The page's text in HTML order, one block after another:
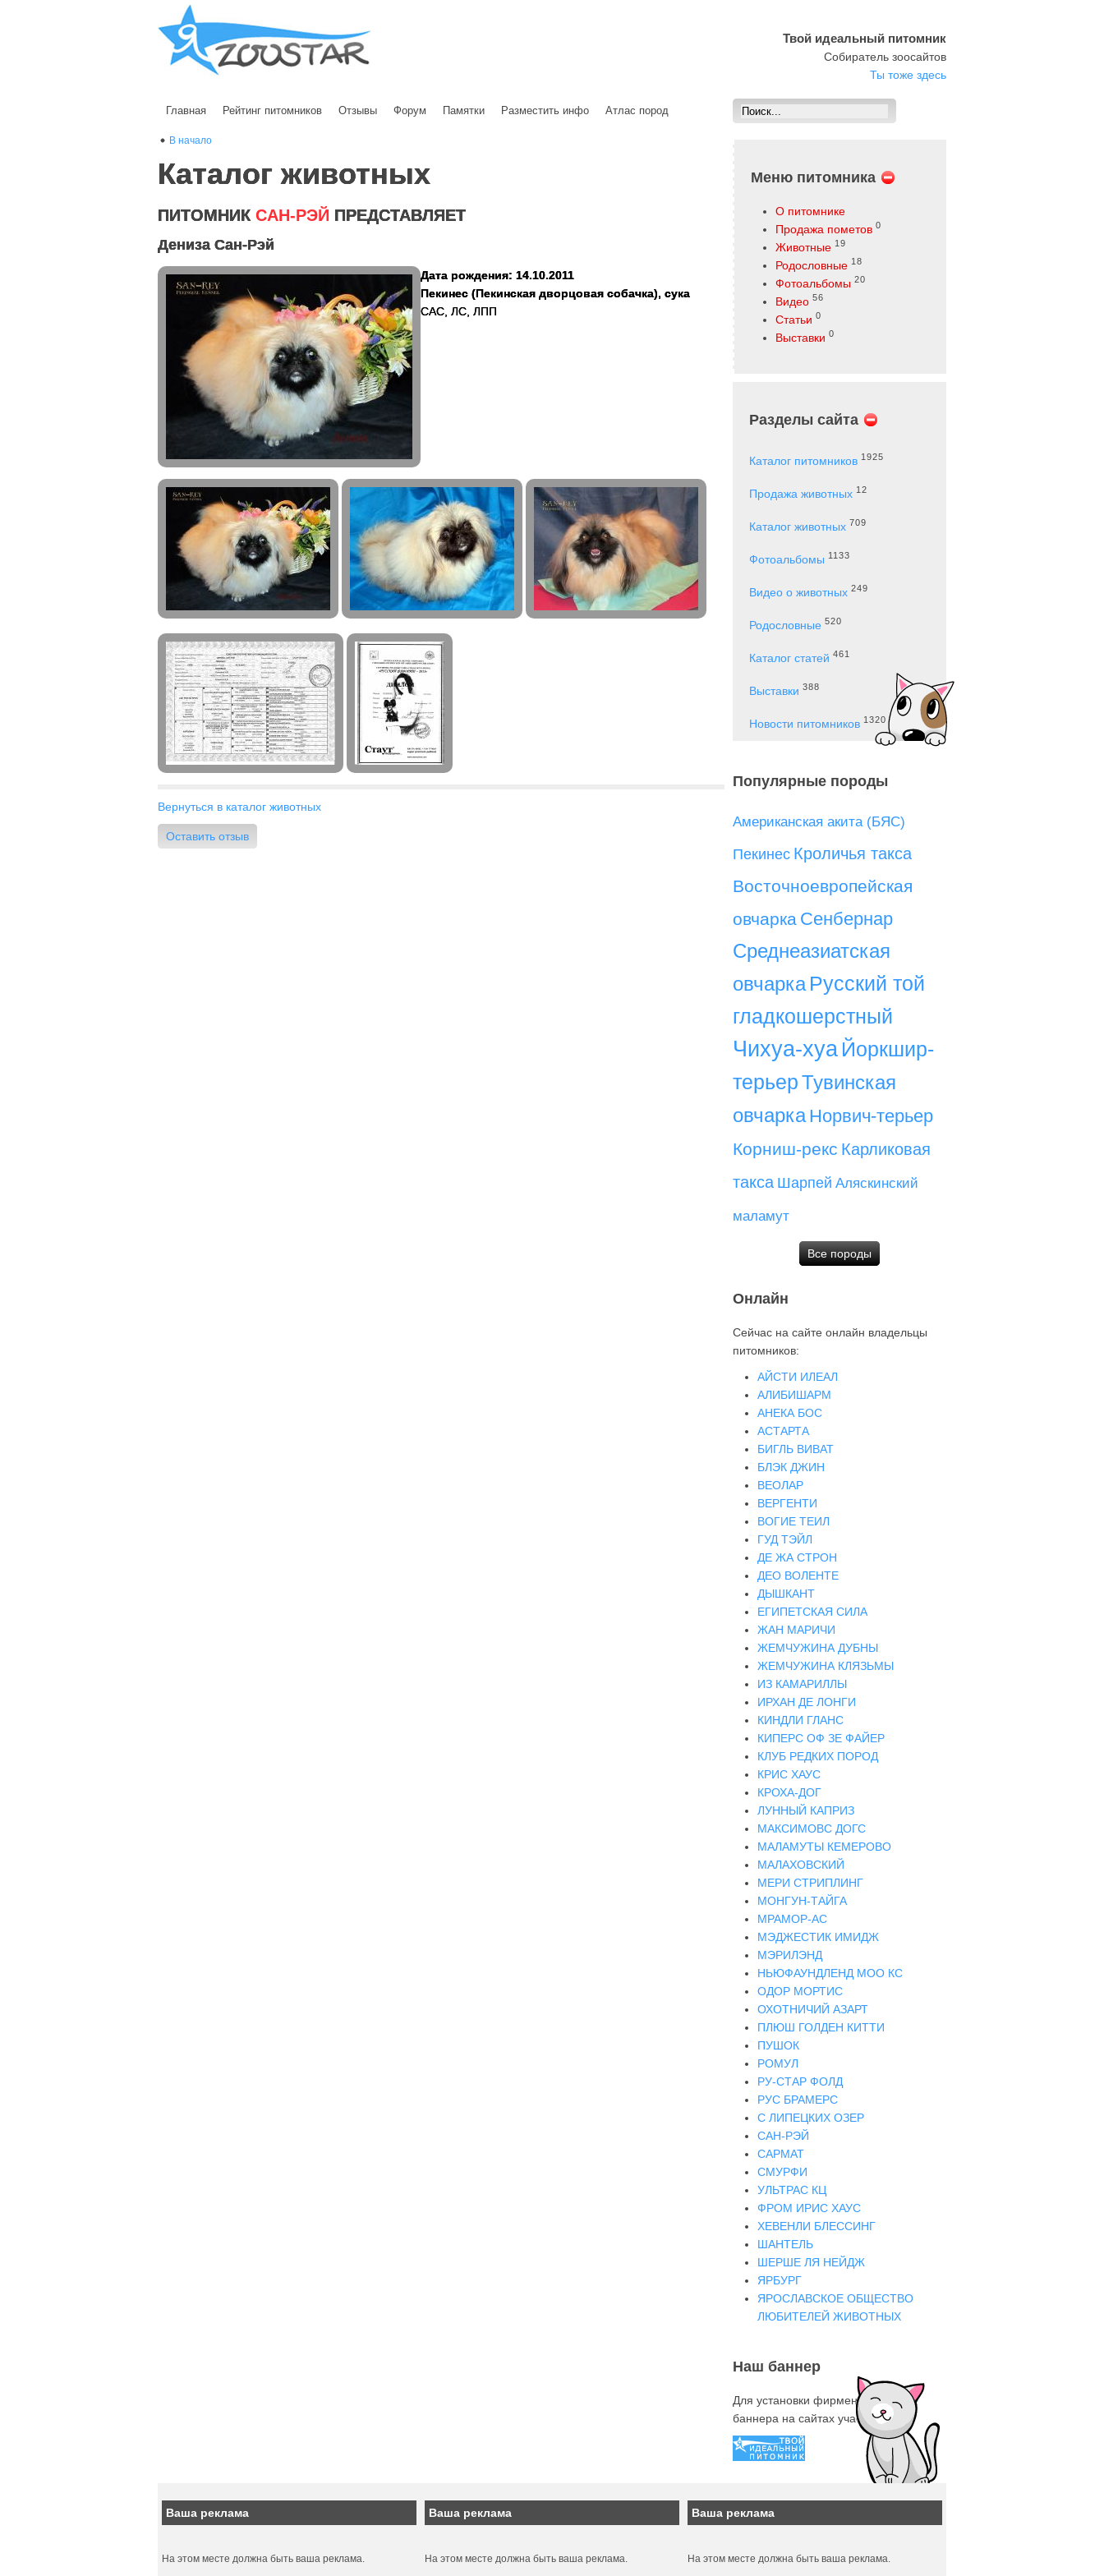
Твой идеальный питомник
Собиратель зоосайтов
Ты тоже здесь
Главная Рейтинг питомников Отзывы Форум Памятки Разместить инфо Атлас пород
В начало
Каталог животных
ПИТОМНИК САН-РЭЙ ПРЕДСТАВЛЯЕТ
Дениза Сан-Рэй
Дата рождения: 14.10.2011
Пекинес (Пекинская дворцовая собачка), сука
САС, ЛС, ЛПП
Вернуться в каталог животных
Оставить отзыв
Меню питомника
О питомнике
Продажа пометов 0
Животные 19
Родословные 18
Фотоальбомы 20
Видео 56
Статьи 0
Выставки 0
Разделы сайта
Каталог питомников 1925
Продажа животных 12
Каталог животных 709
Фотоальбомы 1133
Видео о животных 249
Родословные 520
Каталог статей 461
Выставки 388
Новости питомников 1320
Популярные породы
Американская акита (БЯС)
Пекинес Кроличья такса
Восточноевропейская
овчарка Сенбернар
Среднеазиатская
овчарка Русский той
гладкошерстный
Чихуа-хуа Йоркшир-
терьерТувинская
овчарка Норвич-терьер
Корниш-рекс Карликовая
такса Шарпей Аляскинский
маламут
Все породы
Онлайн
Сейчас на сайте онлайн владельцы
питомников:
АЙСТИ ИЛЕАЛ
АЛИБИШАРМ
АНЕКА БОС
АСТАРТА
БИГЛЬ ВИВАТ
БЛЭК ДЖИН
ВЕОЛАР
ВЕРГЕНТИ
ВОГИЕ ТЕИЛ
ГУД ТЭЙЛ
ДЕ ЖА СТРОН
ДЕО ВОЛЕНТЕ
ДЫШКАНТ
ЕГИПЕТСКАЯ СИЛА
ЖАН МАРИЧИ
ЖЕМЧУЖИНА ДУБНЫ
ЖЕМЧУЖИНА КЛЯЗЬМЫ
ИЗ КАМАРИЛЛЫ
ИРХАН ДЕ ЛОНГИ
КИНДЛИ ГЛАНС
КИПЕРС ОФ ЗЕ ФАЙЕР
КЛУБ РЕДКИХ ПОРОД
КРИС ХАУС
КРОХА-ДОГ
ЛУННЫЙ КАПРИЗ
МАКСИМОВС ДОГС
МАЛАМУТЫ КЕМЕРОВО
МАЛАХОВСКИЙ
МЕРИ СТРИПЛИНГ
МОНГУН-ТАЙГА
МРАМОР-АС
МЭДЖЕСТИК ИМИДЖ
МЭРИЛЭНД
НЬЮФАУНДЛЕНД МОО КС
ОДОР МОРТИС
ОХОТНИЧИЙ АЗАРТ
ПЛЮШ ГОЛДЕН КИТТИ
ПУШОК
РОМУЛ
РУ-СТАР ФОЛД
РУС БРАМЕРС
С ЛИПЕЦКИХ ОЗЕР
САН-РЭЙ
САРМАТ
СМУРФИ
УЛЬТРАС КЦ
ФРОМ ИРИС ХАУС
ХЕВЕНЛИ БЛЕССИНГ
ШАНТЕЛЬ
ШЕРШЕ ЛЯ НЕЙДЖ
ЯРБУРГ
ЯРОСЛАВСКОЕ ОБЩЕСТВО
ЛЮБИТЕЛЕЙ ЖИВОТНЫХ
Наш баннер
Для установки фирменного знака-
баннера на сайтах участниках
Ваша реклама
На этом месте должна быть ваша реклама.
Ваша реклама
На этом месте должна быть ваша реклама.
Ваша реклама
На этом месте должна быть ваша реклама.